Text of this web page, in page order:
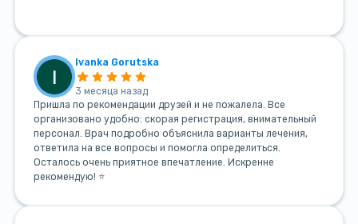
Ivanka Gorutska
3 месяца назад
Пришла по рекомендации друзей и не пожалела. Все
организовано удобно: скорая регистрация, внимательный
персонал. Врач подробно объяснила варианты лечения,
ответила на все вопросы и помогла определиться.
Осталось очень приятное впечатление. Искренне
рекомендую! ⭐